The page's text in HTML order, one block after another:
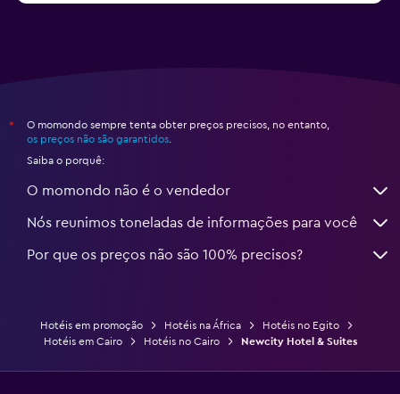
*
O momondo sempre tenta obter preços precisos, no entanto,
os preços não são garantidos
Saiba o porquê:
O momondo não é o vendedor
Nós reunimos toneladas de informações para você
Por que os preços não são 100% precisos?
Hotéis em promoção Hotéis na África
Hotéis no Egito
Hotéis em Cairo
Hotéis no Cairo Newcity Hotel & Suites